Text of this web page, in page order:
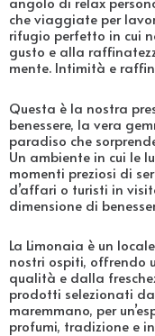
che viaggiate per
rifugio perfetto in cui
gusto e alla
mente. Intimità e
Questa è la nostra
benessere, la vera
paradiso che
Un ambiente in cui le
momenti preziosi di
d’affari o turisti in
dimensione di
La Limonaia è un
nostri ospiti, offrendo
qualità e dalla
prodotti selezionati
maremmano, per
profumi, tradizione e